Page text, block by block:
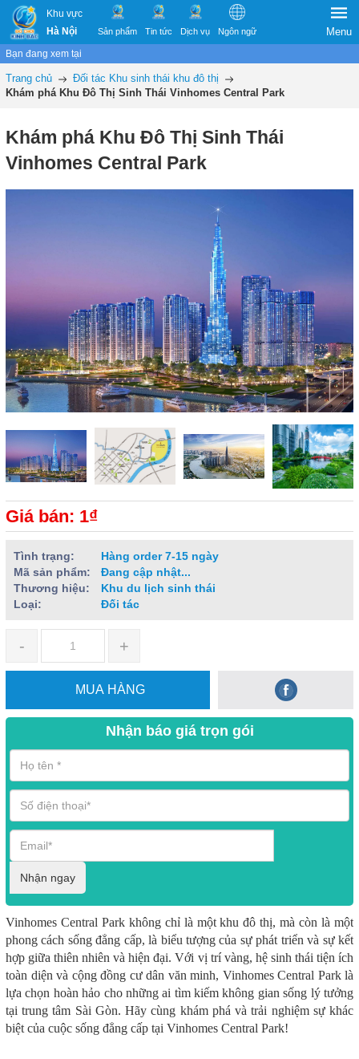
Khu vực
Hà Nội
Sản phẩm Tin tức Dịch vụ Ngôn ngữ Menu
Bạn đang xem tại
Trang chủ
Đối tác Khu sinh thái khu đô thị
Khám phá Khu Đô Thị Sinh Thái Vinhomes Central Park
Khám phá Khu Đô Thị Sinh Thái
Vinhomes Central Park
Giá bán: 1₫
Tình trạng:
Hàng order 7-15 ngày
Mã sản phẩm:
Đang cập nhật...
Thương hiệu:
Khu du lịch sinh thái
Loại:
Đối tác
- +
MUA HÀNG
Nhận báo giá trọn gói
Nhận ngay
Vinhomes Central Park không chỉ là một khu đô thị, mà còn là một
phong cách sống đẳng cấp, là biểu tượng của sự phát triển và sự kết
hợp giữa thiên nhiên và hiện đại. Với vị trí vàng, hệ sinh thái tiện ích
toàn diện và cộng đồng cư dân văn minh, Vinhomes Central Park là
lựa chọn hoàn hảo cho những ai tìm kiếm không gian sống lý tưởng
tại trung tâm Sài Gòn. Hãy cùng khám phá và trải nghiệm sự khác
biệt của cuộc sống đẳng cấp tại Vinhomes Central Park!